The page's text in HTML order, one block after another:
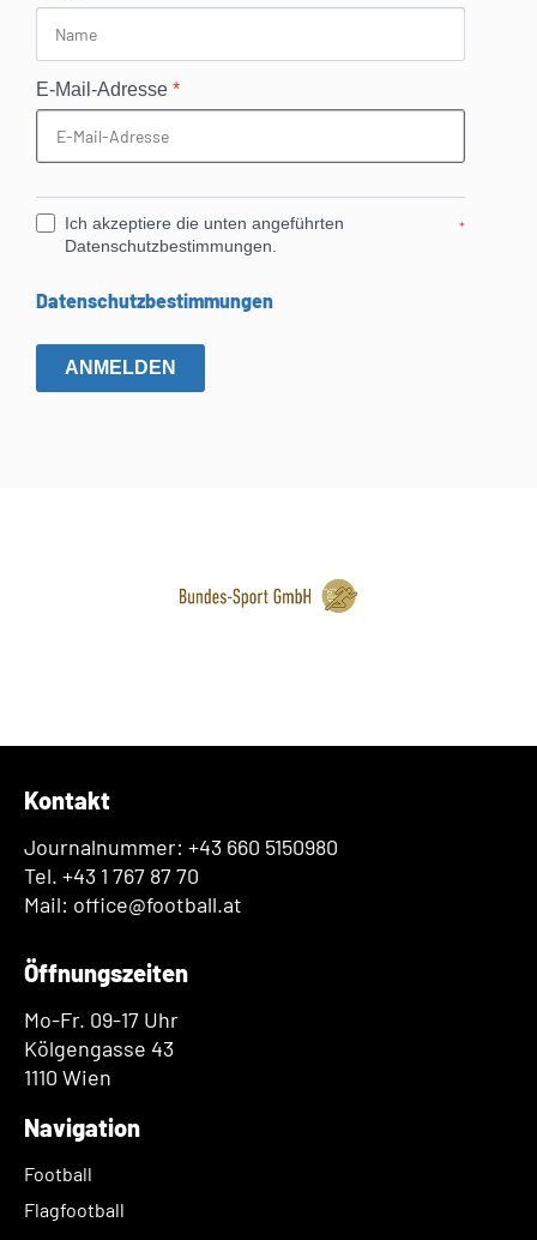
E-Mail-Adresse *
Ich akzeptiere die unten angeführten
Datenschutzbestimmungen.
*
Datenschutzbestimmungen
ANMELDEN
Kontakt
Journalnummer: +43 660 5150980
Tel. +43 1 767 87 70
Mail: office@football.at
Öffnungszeiten
Mo-Fr. 09-17 Uhr
Kölgengasse 43
1110 Wien
Navigation
Football
Flagfootball